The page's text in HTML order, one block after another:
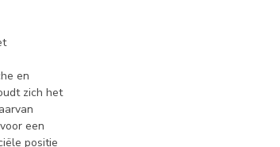
en
zich het
een
positie